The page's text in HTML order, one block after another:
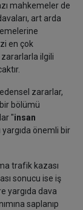
mahkemeler de
art arda
en çok
ilgili
zararlar,
bölümü
"insan
önemli bir
trafik kazası
sonucu ise iş
yargıda dava
saplanıp